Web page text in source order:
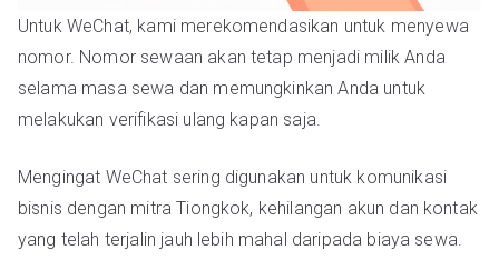
Untuk WeChat, kami merekomendasikan untuk menyewa
nomor. Nomor sewaan akan tetap menjadi milik Anda
selama masa sewa dan memungkinkan Anda untuk
melakukan verifikasi ulang kapan saja.
Mengingat WeChat sering digunakan untuk komunikasi
bisnis dengan mitra Tiongkok, kehilangan akun dan kontak
yang telah terjalin jauh lebih mahal daripada biaya sewa.